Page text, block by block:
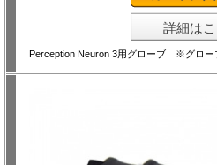
詳細は
Perception Neuron 3用グローブ ※グロー